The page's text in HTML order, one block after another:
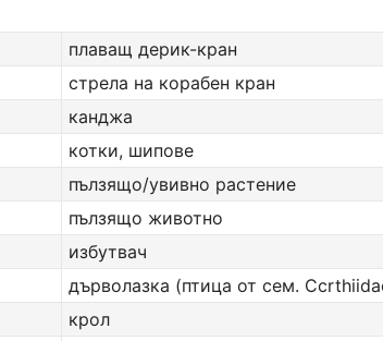
плаващ дерик-кран
стрела на корабен кран
канджа
котки, шипове
пълзящо/увивно растение
пълзящо животно
избутвач
дърволазка (птица от сем.
крол